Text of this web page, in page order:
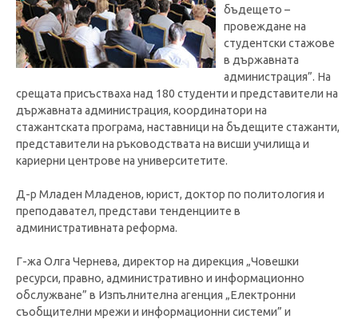
бъдещето –
провеждане на
студентски стажове
в държавната
администрация”. На
срещата присъстваха над 180 студенти и представители на
държавната администрация, координатори на
стажантската програма, наставници на бъдещите стажанти,
представители на ръководствата на висши училища и
кариерни центрове на университетите.
Д-р Младен Младенов, юрист, доктор по политология и
преподавател, представи тенденциите в
административната реформа.
Г-жа Олга Чернева, директор на дирекция „Човешки
ресурси, правно, административно и информационно
обслужване” в Изпълнителна агенция „Електронни
съобщителни мрежи и информационни системи” и